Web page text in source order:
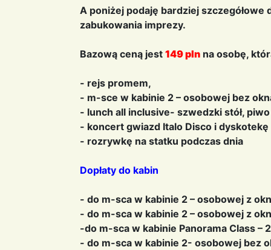
A poniżej podaję bardziej szczegółowe
zabukowania imprezy.
Bazową ceną jest 149 pln na osobę,
- rejs promem,
- m-sce w kabinie 2 – osobowej bez
- lunch all inclusive- szwedzki stół,
- koncert gwiazd Italo Disco i dyskotekę
- rozrywkę na statku podczas dnia
Dopłaty do kabin
- do m-sca w kabinie 2 – osobowej z
- do m-sca w kabinie 2 – osobowej z
-do m-sca w kabinie Panorama Class –
- do m-sca w kabinie 2- osobowej bez